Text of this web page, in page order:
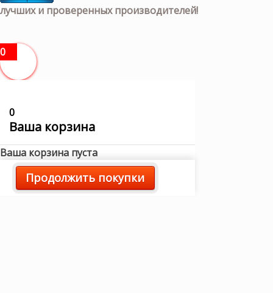
лучших и проверенных производителей!
0
0
Ваша корзина
Ваша корзина пуста
Продолжить покупки